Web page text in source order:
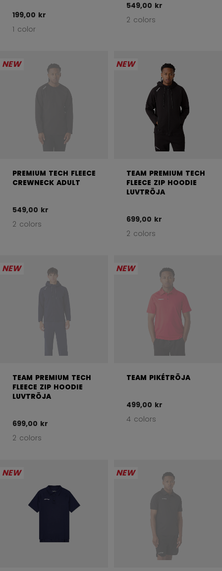
199,00 kr
1 color
549,00 kr
2 colors
NEW
PREMIUM TECH FLEECE
CREWNECK ADULT
549,00 kr
2 colors
NEW
TEAM PREMIUM TECH
FLEECE ZIP HOODIE
LUVTRÖJA
699,00 kr
2 colors
NEW
TEAM PREMIUM TECH
FLEECE ZIP HOODIE
LUVTRÖJA
699,00 kr
2 colors
NEW
TEAM PIKÉTRÖJA
499,00 kr
4 colors
NEW NEW